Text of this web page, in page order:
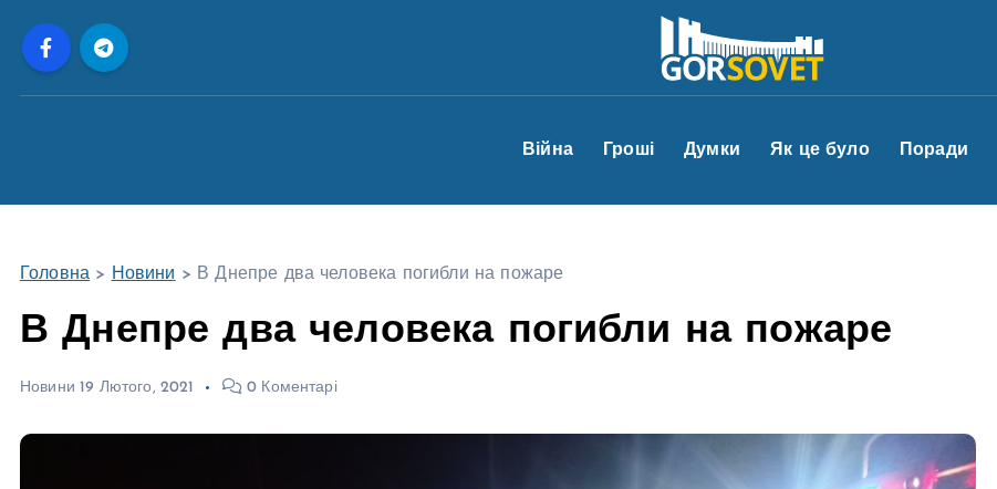
Війна Гроші Думки Як це було Поради
Головна > Новини > В Днепре два человека погибли на пожаре
В Днепре два человека погибли на пожаре
Новини 19 Лютого, 2021 0 Коментарі